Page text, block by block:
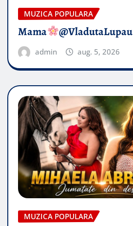
MUZICA POPULARA
Mama @VladutaLupau
admin aug. 5, 2026
MUZICA POPULARA